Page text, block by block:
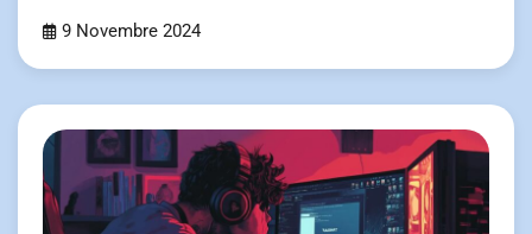
9 Novembre 2024